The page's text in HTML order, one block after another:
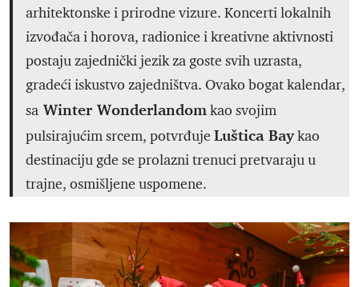
arhitektonske i prirodne vizure. Koncerti lokalnih
izvođača i horova, radionice i kreativne aktivnosti
postaju zajednički jezik za goste svih uzrasta,
gradeći iskustvo zajedništva. Ovako bogat kalendar,
sa Winter Wonderlandomkao svojim
pulsirajućim srcem, potvrđuje Luštica Baykao
destinaciju gde se prolazni trenuci pretvaraju u
trajne, osmišljene uspomene.